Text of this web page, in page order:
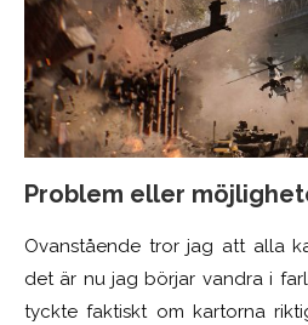
Problem eller
Ovanstående tror jag att alla
det är nu jag börjar vandra i
tyckte faktiskt om kartorna